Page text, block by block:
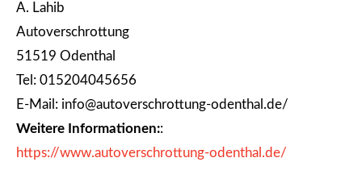
A. Lahib
Autoverschrottung
51519 Odenthal
Tel: 015204045656
E-Mail: info@autoverschrottung-odenthal.de/
Weitere Informationen::
https://www.autoverschrottung-odenthal.de/